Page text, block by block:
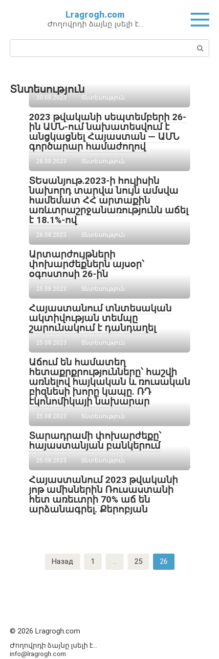
Lragrogh.com
Ժողովրդի ձայնը լսելի է…
Поиск:
Տնտեսություն
30.08.2023 Տնտեսություն
2023 թվականի սեպտեմբերի 26-
ին ԱՄՆ-ում նախատեսվում է
անցկացնել Հայաստան — ԱՄՆ
գործարար համաժողով
28.08.2023 Տնտեսություն
ՏԵսանյութ․2023-ի հուլիսին
նախորդ տարվա նույն ամսվա
համեմատ ՀՀ արտաքին
առևտրաշրջանառությունն աճել
է 18․1%-ով
26.08.2023 Տնտեսություն
Արտարժույթների
փոխարժեքներն այսօր՝
օգոստոսի 26-ին
25.08.2023 Տնտեսություն
Հայաստանում տնտեսական
ակտիվության տեմպը
շարունակում է դանդաղել
25.08.2023 Տնտեսություն
Աճում են համատեղ
հետաքրքրությունները՝ հաշվի
առնելով հայկական և ռուսական
բիզնեսի խորը կապը. ՌԴ
էկոնոմիկայի նախարար
25.08.2023 Տնտեսություն
Տարադրամի փոխարժեքը՝
հայաստանյան բանկերում
25.08.2023 Տնտեսություն
Հայաստանում 2023 թվականի
յոթ ամիսներին Ռուսաստանի
հետ առեւտրի 70% աճ են
արձանագրել․ Քերոբյան
Назад 1 … 25 26
© 2026 Lragrogh.com
Ժողովրդի ձայնը լսելի է...
info@lragrogh.com